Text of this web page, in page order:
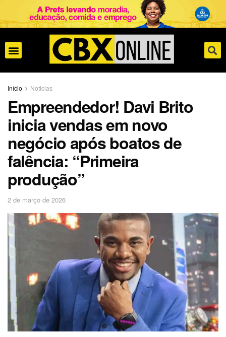
Início Noticias
Empreendedor! Davi Brito
inicia vendas em novo
negócio após boatos de
falência: “Primeira
produção”
2 de março de 2026